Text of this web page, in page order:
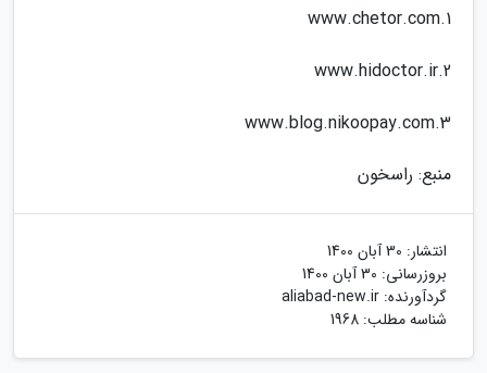
1.www.chetor.com
2.www.hidoctor.ir
3.www.blog.nikoopay.com
منبع: راسخون
انتشار: 30 آبان 1400
بروزرسانی: 30 آبان 1400
گردآورنده: aliabad-new.ir
شناسه مطلب: 1968